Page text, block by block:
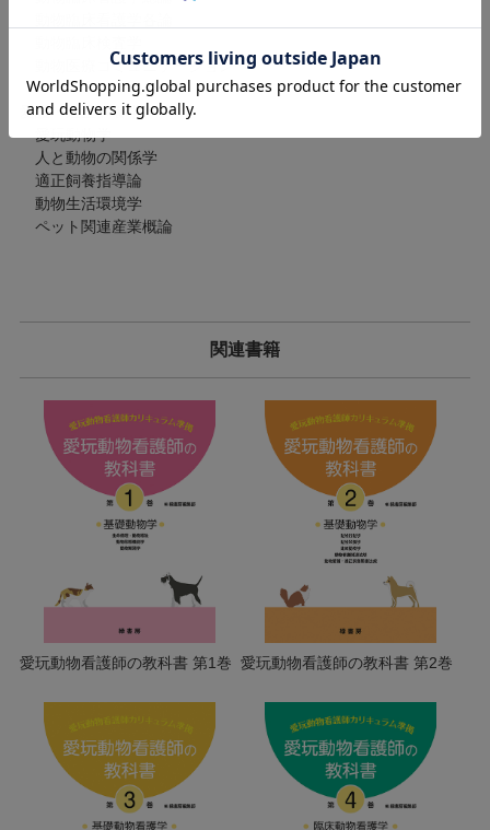
動物医療コミュニケーション
愛護・適正飼養学
愛玩動物学
人と動物の関係学
適正飼養指導論
動物生活環境学
ペット関連産業概論
関連書籍
愛玩動物看護師の教科書 第1巻 愛玩動物看護師の教科書 第2巻